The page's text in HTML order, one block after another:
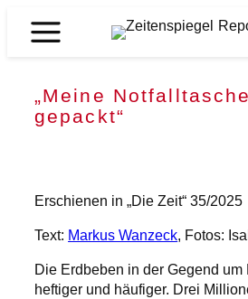
Inhalt
Zeitenspiegel
„Meine
gepackt“
Erschienen in „Die Zeit“ 35/2025
Text: Markus Wanzeck, Fotos:
Die Erdbeben in der Gegend um
heftiger und häufiger. Drei